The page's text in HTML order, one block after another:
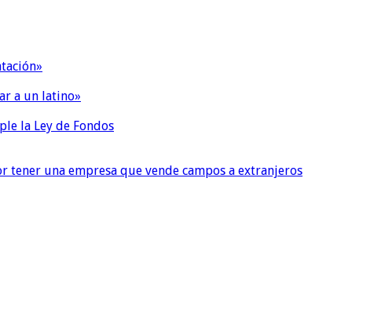
a un latino»
la Ley de Fondos
tener una empresa que vende campos a extranjeros